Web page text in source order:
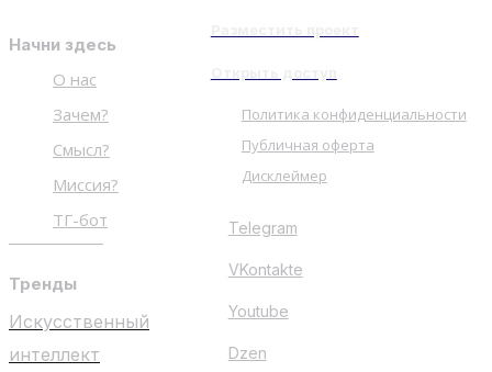
Начни здесь
О нас
Зачем?
Смысл?
Миссия?
ТГ-бот
Тренды
Искусственный
интеллект
Политика конфиденциальности
Публичная оферта
Дисклеймер
Telegram
VKontakte
Youtube
Dzen